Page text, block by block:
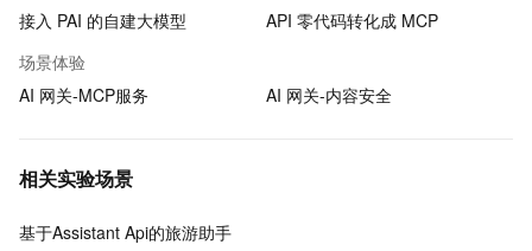
接入 PAI 的自建大模型
API 零代码转化成 MCP
场景体验
AI 网关-MCP服务
AI 网关-内容安全
相关实验场景
基于Assistant Api的旅游助手